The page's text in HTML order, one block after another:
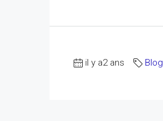
il y a2 ans Blog